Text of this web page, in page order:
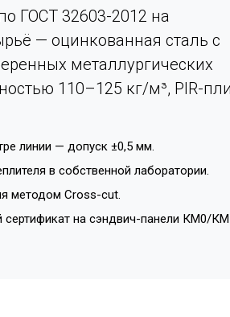
ГОСТ 32603-2012 на
— оцинкованная сталь с
металлургических
110–125 кг/м³, PIR-
линии — допуск ±0,5 мм.
в собственной лаборатории.
методом Cross-cut.
на сэндвич-панели КМ0/